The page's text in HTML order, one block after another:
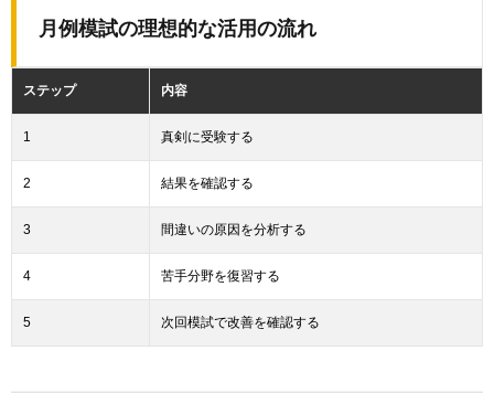
月例模試の理想的な活用の流れ
ステップ 内容
1 真剣に受験する
2 結果を確認する
3 間違いの原因を分析する
4 苦手分野を復習する
5 次回模試で改善を確認する